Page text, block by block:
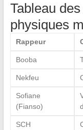
Tableau
physiques
Rappeur
Booba
Nekfeu
Sofiane
(Fianso)
SCH